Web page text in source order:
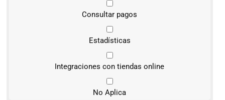
Consultar pagos
Estadísticas
Integraciones con tiendas online
No Aplica